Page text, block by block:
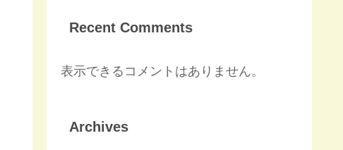
Recent Comments
表示できるコメントはありません。
Archives